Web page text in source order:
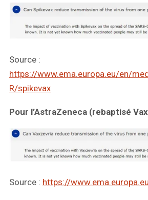
Source :
https://www.ema.europa.eu/en/
R/spikevax
Pour l’AstraZeneca (rebaptisé
Source : https://